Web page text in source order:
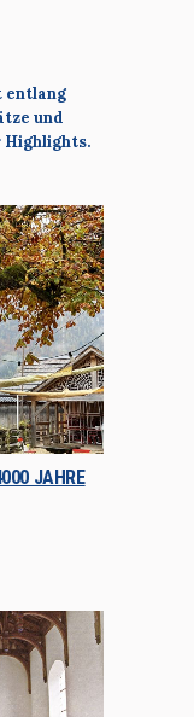
entlang
und
JAHRE